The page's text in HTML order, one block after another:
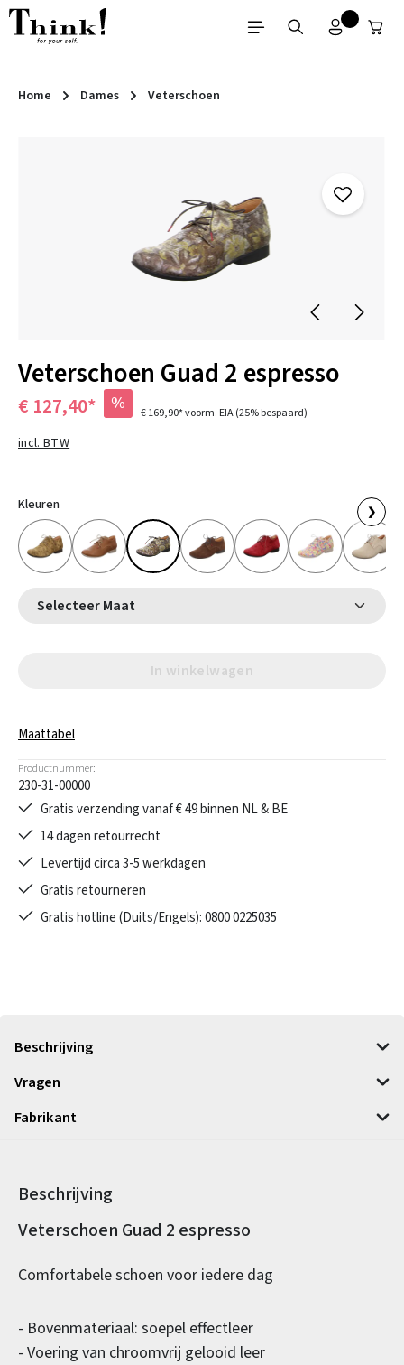
Ga naar de hoofdinhoud
Home Dames Veterschoen
Veterschoen Guad 2 espresso
€ 127,40* % € 169,90*voorm. EIA(25% bespaard)
incl. BTW
Kleuren ❯
Selecteer Maat
In winkelwagen
Maattabel
Productnummer:
230-31-00000
Gratis verzending vanaf € 49 binnen NL & BE
14 dagen retourrecht
Levertijd circa 3-5 werkdagen
Gratis retourneren
Gratis hotline (Duits/Engels): 0800 0225035
Beschrijving
Vragen
Fabrikant
Beschrijving
Productinformatie
Veterschoen Guad 2 espresso
Comfortabele schoen voor iedere dag
- Bovenmateriaal: soepel effectleer
- Voering van chroomvrij gelooid leer